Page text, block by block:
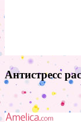
Антистресс